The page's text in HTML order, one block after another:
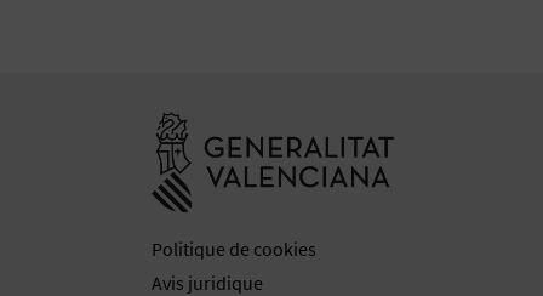
Politique de cookies
Avis juridique